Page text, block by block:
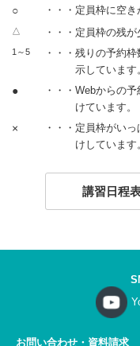
○ ・・・定員枠に空き
△ ・・・定員枠の残
1～5
・・・残りの予約
示しています
●
・・・Webからの
けています。
×
・・・定員枠がい
けしています
講習日程
お問い合わせ・資料請求